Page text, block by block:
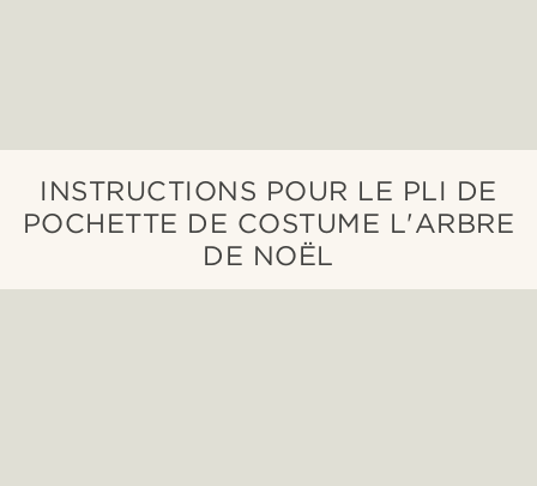
INSTRUCTIONS POUR LE PLI DE
POCHETTE DE COSTUME L'ARBRE
DE NOËL